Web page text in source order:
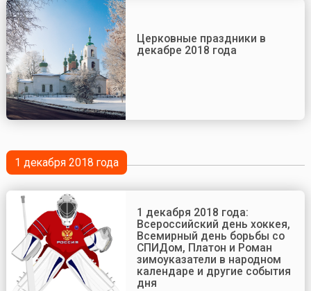
Церковные праздники в
декабре 2018 года
1 декабря 2018 года
1 декабря 2018 года:
Всероссийский день хоккея,
Всемирный день борьбы со
СПИДом, Платон и Роман
зимоуказатели в народном
календаре и другие события
дня